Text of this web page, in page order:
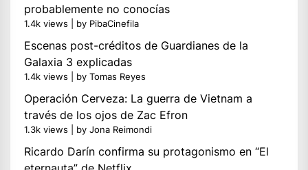
probablemente no conocías
1.4k views by PibaCinefila
Escenas post-créditos de Guardianes de la
Galaxia 3 explicadas
1.4k views by Tomas Reyes
Operación Cerveza: La guerra de Vietnam a
través de los ojos de Zac Efron
1.3k views by Jona Reimondi
Ricardo Darín confirma su protagonismo en “El